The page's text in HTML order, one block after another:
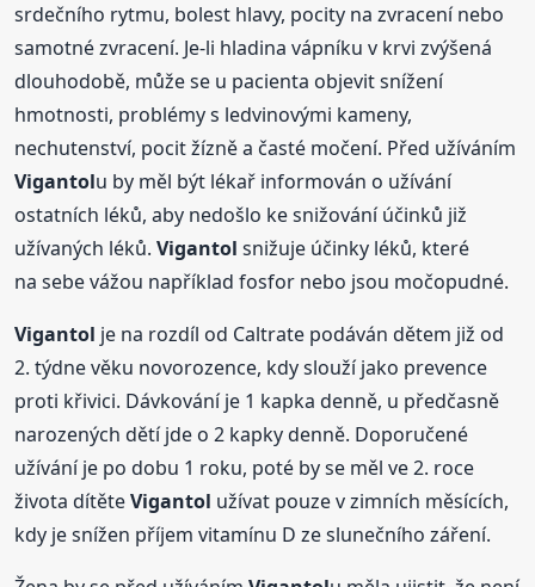
srdečního rytmu, bolest hlavy, pocity na zvracení nebo
samotné zvracení. Je-li hladina vápníku v krvi zvýšená
dlouhodobě, může se u pacienta objevit snížení
hmotnosti, problémy s ledvinovými kameny,
nechutenství, pocit žízně a časté močení. Před užíváním
Vigantolu by měl být lékař informován o užívání
ostatních léků, aby nedošlo ke snižování účinků již
užívaných léků.Vigantol snižuje účinky léků, které
na sebe vážou například fosfor nebo jsou močopudné.
Vigantol je na rozdíl od Caltrate podáván dětem již od
2. týdne věku novorozence, kdy slouží jako prevence
proti křivici. Dávkování je 1 kapka denně, u předčasně
narozených dětí jde o 2 kapky denně. Doporučené
užívání je po dobu 1 roku, poté by se měl ve 2. roce
života dítěteVigantol užívat pouze v zimních měsících,
kdy je snížen příjem vitamínu D ze slunečního záření.